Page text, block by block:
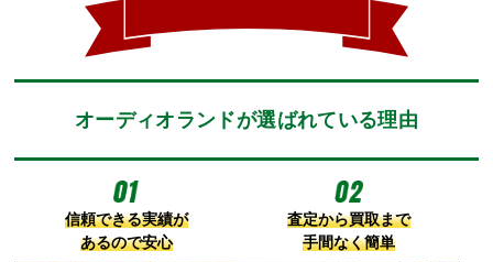
オーディオランドが選ばれている理由
信頼できる実績が
あるので安心
査定から買取まで
手間なく簡単